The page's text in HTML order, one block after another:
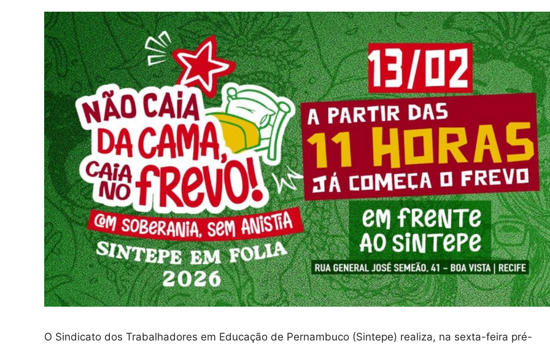
O Sindicato dos Trabalhadores em Educação de Pernambuco (Sintepe) realiza, na sexta-feira pré-